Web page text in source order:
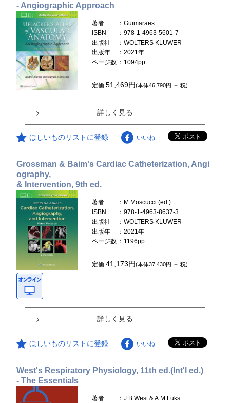
- Angiographic Approach
著者
：Guimaraes
ISBN
：978-1-4963-5601-7
出版社
：WOLTERS KLUWER
出版年
：2021年
ページ数 ：1094pp.
定価51,469円(本体46,790円 ＋ 税)
詳しく見る
ほしいものリストに登録 いいね
Grossman & Baim's Cardiac Catheterization, Angi
ography,
& Intervention, 9th ed.
著者
：M.Moscucci (ed.)
ISBN
：978-1-4963-8637-3
出版社
：WOLTERS KLUWER
出版年
：2021年
ページ数 ：1196pp.
定価41,173円(本体37,430円 ＋ 税)
詳しく見る
ほしいものリストに登録 いいね
West's Respiratory Physiology, 11th ed.(Int'l ed.)
- The Essentials
著者
：J.B.West & A.M.Luks